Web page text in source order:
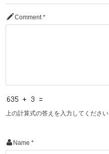
Comment *
上の計算式の答えを入力してください
Name *